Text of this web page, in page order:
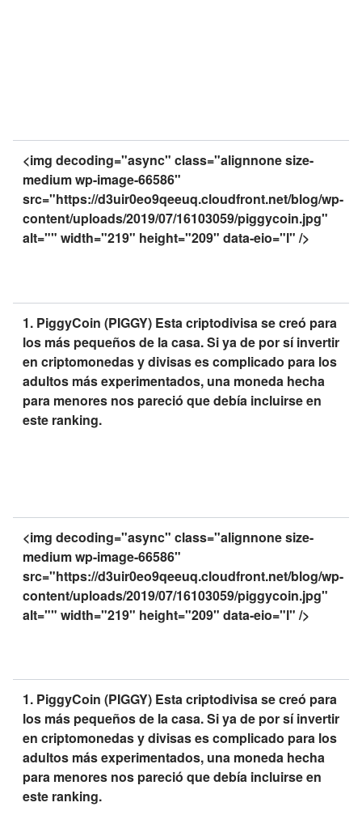
<img decoding="async" class="alignnone size-
medium wp-image-66586"
src="https://d3uir0eo9qeeuq.cloudfront.net/blog/wp-
content/uploads/2019/07/16103059/piggycoin.jpg"
alt="" width="219" height="209" data-eio="l" />
1. PiggyCoin (PIGGY) Esta criptodivisa se creó para
los más pequeños de la casa. Si ya de por sí invertir
en criptomonedas y divisas es complicado para los
adultos más experimentados, una moneda hecha
para menores nos pareció que debía incluirse en
este ranking.
<img decoding="async" class="alignnone size-
medium wp-image-66586"
src="https://d3uir0eo9qeeuq.cloudfront.net/blog/wp-
content/uploads/2019/07/16103059/piggycoin.jpg"
alt="" width="219" height="209" data-eio="l" />
1. PiggyCoin (PIGGY) Esta criptodivisa se creó para
los más pequeños de la casa. Si ya de por sí invertir
en criptomonedas y divisas es complicado para los
adultos más experimentados, una moneda hecha
para menores nos pareció que debía incluirse en
este ranking.